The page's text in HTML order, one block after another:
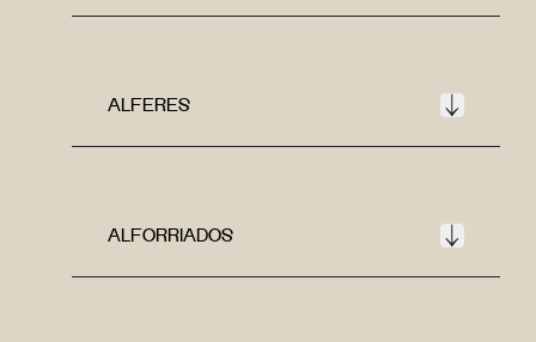
ALFERES
ALFORRIADOS